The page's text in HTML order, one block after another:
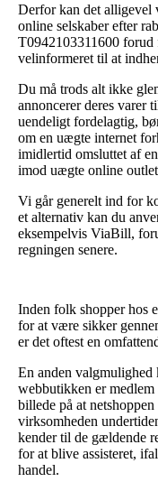
Derfor kan det alligevel
online selskaber efter
T0942103311600 forud
velinformeret til at
Du må trods alt ikke
annoncerer deres varer
uendeligt fordelagtig,
om en uægte internet
imidlertid omsluttet af
imod uægte online
Vi går generelt ind for
et alternativ kan du
eksempelvis ViaBill,
regningen senere.
Inden folk shopper hos
for at være sikker
er det oftest en
En anden
webbutikken er
billede på at
virksomheden
kender til de gældende
for at blive assisteret,
handel.